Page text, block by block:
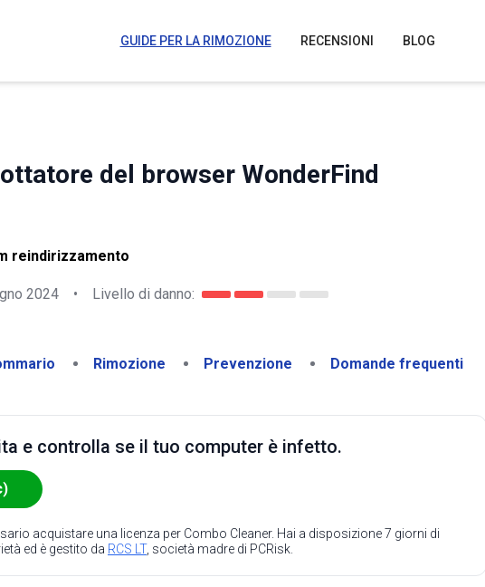
GUIDE PER LA RIMOZIONE RECENSIONI BLOG
del browser WonderFind
reindirizzamento
2024 • Livello di danno:
Rimozione Prevenzione Domande frequenti
e controlla se il tuo computer è infetto.
acquistare una licenza per Combo Cleaner. Hai a disposizione 7 giorni di
ed è gestito da RCS LT, società madre di PCRisk.